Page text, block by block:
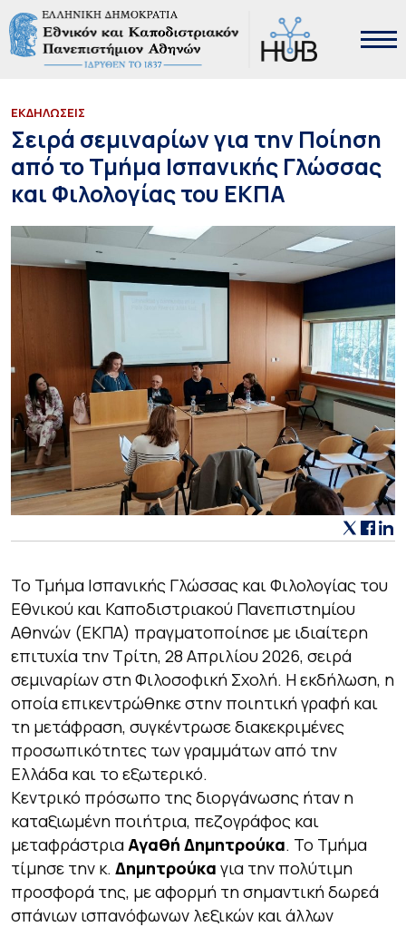
ΕΚΔΗΛΩΣΕΙΣ
Σειρά σεμιναρίων για την Ποίηση
από το Τμήμα Ισπανικής Γλώσσας
και Φιλολογίας του ΕΚΠΑ
Το Τμήμα Ισπανικής Γλώσσας και Φιλολογίας του
Εθνικού και Καποδιστριακού Πανεπιστημίου
Αθηνών (ΕΚΠΑ) πραγματοποίησε με ιδιαίτερη
επιτυχία την Τρίτη, 28 Απριλίου 2026, σειρά
σεμιναρίων στη Φιλοσοφική Σχολή. Η εκδήλωση, η
οποία επικεντρώθηκε στην ποιητική γραφή και
τη μετάφραση, συγκέντρωσε διακεκριμένες
προσωπικότητες των γραμμάτων από την
Ελλάδα και το εξωτερικό.
Κεντρικό πρόσωπο της διοργάνωσης ήταν η
καταξιωμένη ποιήτρια, πεζογράφος και
μεταφράστριαΑγαθή Δημητρούκα. Το Τμήμα
τίμησε την κ. Δημητρούκα για την πολύτιμη
προσφορά της, με αφορμή τη σημαντική δωρεά
σπάνιων ισπανόφωνων λεξικών και άλλων